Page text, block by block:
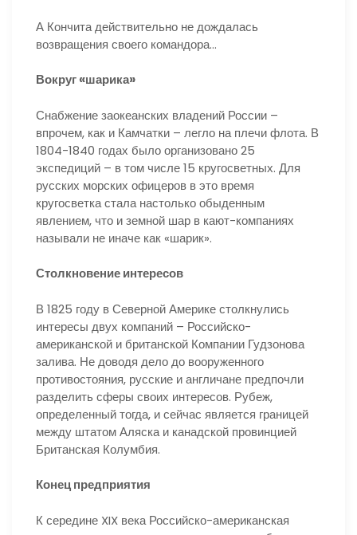
А Кончита действительно не дождалась
возвращения своего командора…
Вокруг «шарика»
Снабжение заокеанских владений России –
впрочем, как и Камчатки – легло на плечи флота. В
1804-1840 годах было организовано 25
экспедиций – в том числе 15 кругосветных. Для
русских морских офицеров в это время
кругосветка стала настолько обыденным
явлением, что и земной шар в кают-компаниях
называли не иначе как «шарик».
Столкновение интересов
В 1825 году в Северной Америке столкнулись
интересы двух компаний – Российско-
американской и британской Компании Гудзонова
залива. Не доводя дело до вооруженного
противостояния, русские и англичане предпочли
разделить сферы своих интересов. Рубеж,
определенный тогда, и сейчас является границей
между штатом Аляска и канадской провинцией
Британская Колумбия.
Конец предприятия
К середине XIX века Российско-американская